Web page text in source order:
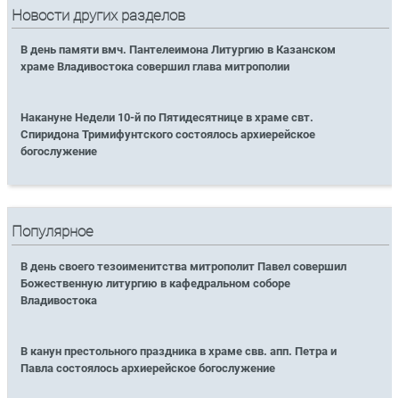
Новости других разделов
В день памяти вмч. Пантелеимона Литургию в Казанском
храме Владивостока совершил глава митрополии
Накануне Недели 10-й по Пятидесятнице в храме свт.
Спиридона Тримифунтского состоялось архиерейское
богослужение
Популярное
В день своего тезоименитства митрополит Павел совершил
Божественную литургию в кафедральном соборе
Владивостока
В канун престольного праздника в храме свв. апп. Петра и
Павла состоялось архиерейское богослужение